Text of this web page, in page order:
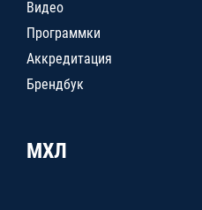
Видео
Программки
Аккредитация
Брендбук
МХЛ